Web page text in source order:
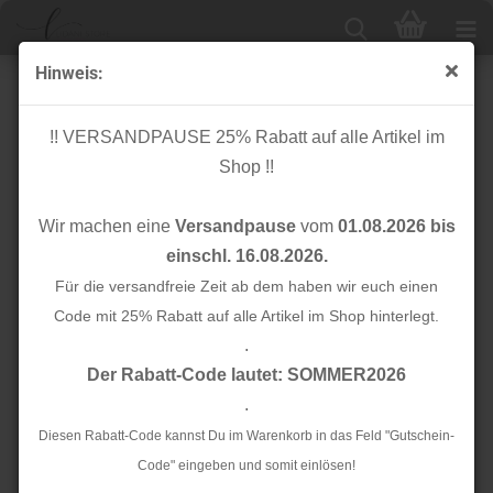
Hinweis:
!! VERSANDPAUSE 25% Rabatt auf alle Artikel im
Shop !!
Wir machen eine Versandpausevom 01.08.2026 bis
einschl. 16.08.2026.
Für die versandfreie Zeit ab dem haben wir euch einen
Code mit 25% Rabatt auf alle Artikel im Shop hinterlegt.
.
Der Rabatt-Code lautet: SOMMER2026
.
Diesen Rabatt-Code kannst Du im Warenkorb in das Feld "Gutschein-
Code" eingeben und somit einlösen!
Reißverschluss - Basic Coil - 30cm - gold - Mind the
Maker